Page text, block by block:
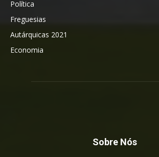
Política
Freguesias
Autárquicas 2021
Economia
Sobre Nós